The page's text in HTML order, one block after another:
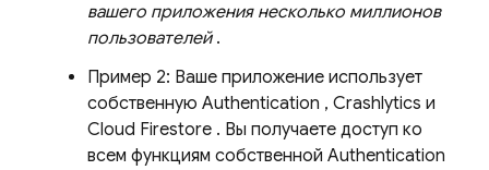
вашего приложения несколько миллионов
пользователей.
Пример 2: Ваше приложение использует
собственную Authentication , Crashlytics и
Cloud Firestore . Вы получаете доступ ко
всем функциям собственной Authentication